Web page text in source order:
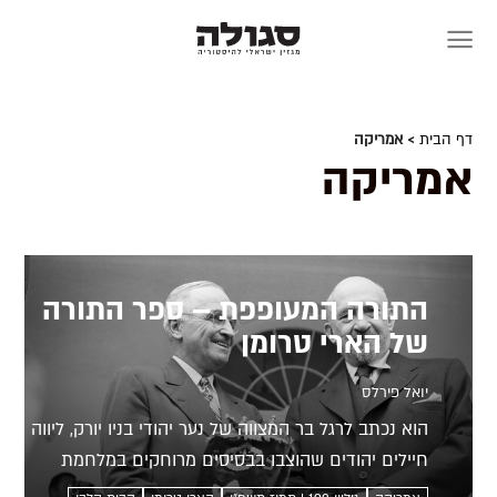
דף הבית > אמריקה
אמריקה
התורה המעופפת – ספר התורה
של הארי טרומן
יואל פירלס
הוא נכתב לרגל בר המצווה של נער יהודי בניו יורק, ליווה
חיילים יהודים שהוצבו בבסיסים מרוחקים במלחמת
העולם השנייה וב-1948 הוענק במתנה לנשיא ארצות